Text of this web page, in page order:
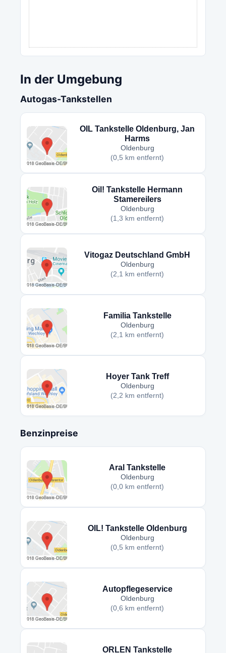
In der Umgebung
Autogas-Tankstellen
OIL Tankstelle Oldenburg, Jan
Harms
Oldenburg
(0,5 km entfernt)
Oil! Tankstelle Hermann
Stamereilers
Oldenburg
(1,3 km entfernt)
Vitogaz Deutschland GmbH
Oldenburg
(2,1 km entfernt)
Familia Tankstelle
Oldenburg
(2,1 km entfernt)
Hoyer Tank Treff
Oldenburg
(2,2 km entfernt)
Benzinpreise
Aral Tankstelle
Oldenburg
(0,0 km entfernt)
OIL! Tankstelle Oldenburg
Oldenburg
(0,5 km entfernt)
Autopflegeservice
Oldenburg
(0,6 km entfernt)
ORLEN Tankstelle